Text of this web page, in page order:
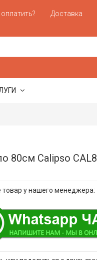
Доставка
80см Calipso
товар у нашего менеджера: